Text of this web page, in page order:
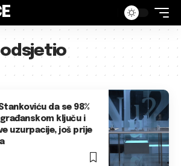
da se 98%
ključu i
uzurpacije, još prije